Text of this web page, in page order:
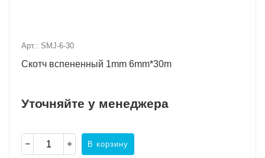
Арт.: SMJ-6-30
Скотч вспененный 1mm 6mm*30m
Уточняйте у менеджера
В корзину